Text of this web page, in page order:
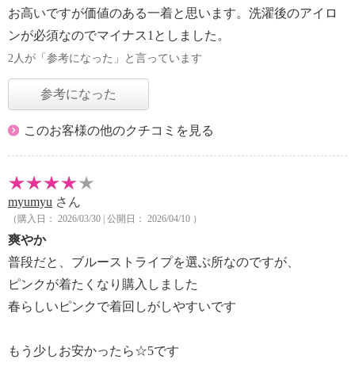
お高いですが価値のある一着と思います。洗濯後のアイロ
ンが必須なのでマイナス1としました。
2人が「参考になった」と言っています
参考になった
このお客様の他のクチコミを見る
myumyu さん
（購入日： 2026/03/30 | 公開日： 2026/04/10 ）
爽やか
普段だと、ブルーストライプを選ぶ所なのですが、
ピンクが着たくなり購入しました
春らしいピンクで着回しがしやすいです
もう少しお安かったら☆5です